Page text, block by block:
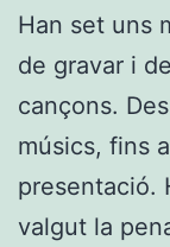
Han set uns
de gravar i
cançons.
músics, fins
presentació.
valgut la